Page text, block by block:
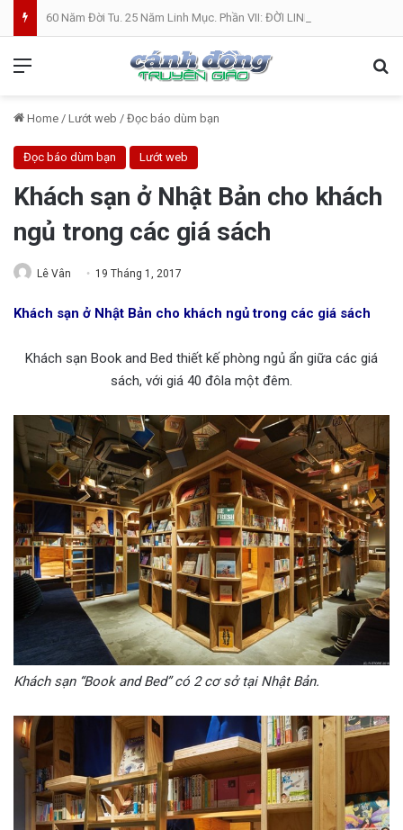
Home / Lướt web / Đọc báo dùm bạn
Đọc báo dùm bạn Lướt web
Khách sạn ở Nhật Bản cho khách
ngủ trong các giá sách
Lê Vân 19 Tháng 1, 2017
Khách sạn ở Nhật Bản cho khách ngủ trong các giá sách
Khách sạn Book and Bed thiết kế phòng ngủ ẩn giữa các giá
sách, với giá 40 đôla một đêm.
Khách sạn “Book and Bed” có 2 cơ sở tại Nhật Bản.